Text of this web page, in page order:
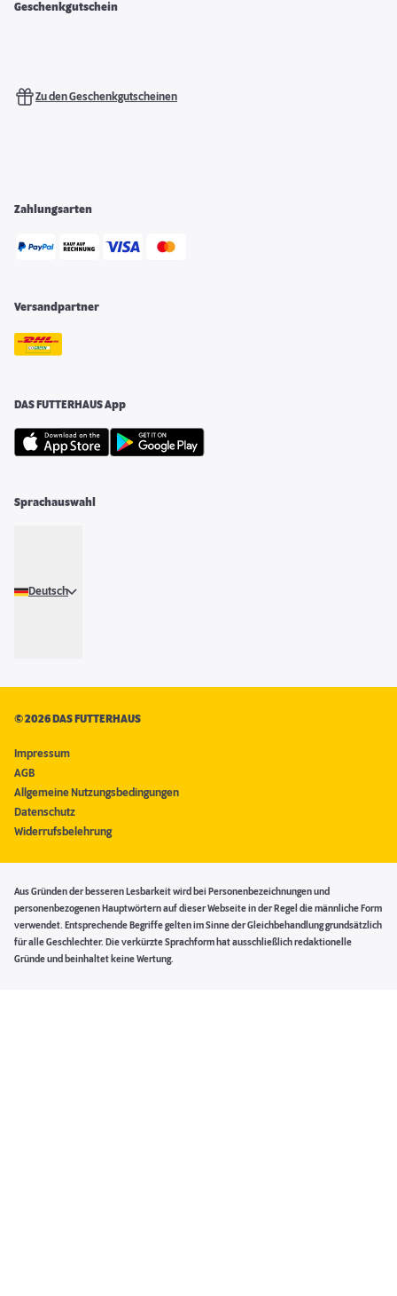
Geschenkgutschein
Zu den Geschenkgutscheinen
Zahlungsarten
Versandpartner
DAS FUTTERHAUS App
Sprachauswahl
Deutsch
©2026 DAS FUTTERHAUS
Impressum
AGB
Allgemeine Nutzungsbedingungen
Datenschutz
Widerrufsbelehrung
Aus Gründen der besseren Lesbarkeit wird bei Personenbezeichnungen und
personenbezogenen Hauptwörtern auf dieser Webseite in der Regel die männliche Form
verwendet. Entsprechende Begriffe gelten im Sinne der Gleichbehandlung grundsätzlich
für alle Geschlechter. Die verkürzte Sprachform hat ausschließlich redaktionelle
Gründe und beinhaltet keine Wertung.